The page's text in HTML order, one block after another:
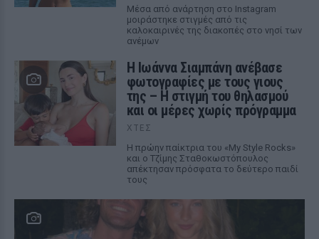
Μέσα από ανάρτηση στο Instagram
μοιράστηκε στιγμές από τις
καλοκαιρινές της διακοπές στο νησί των
ανέμων
H Ιωάννα Σιαμπάνη ανέβασε
φωτογραφίες με τους γιους
της – Η στιγμή του θηλασμού
και οι μέρες χωρίς πρόγραμμα
ΧΤΕΣ
Η πρώην παίκτρια του «My Style Rocks»
και ο Τζίμης Σταθοκωστόπουλος
απέκτησαν πρόσφατα το δεύτερο παιδί
τους